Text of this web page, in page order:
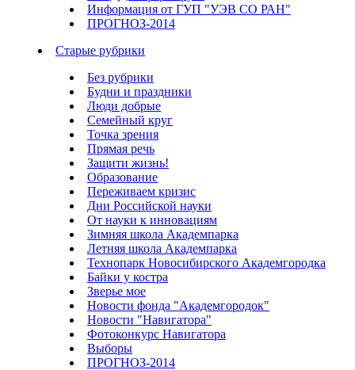
Информация от ГУП "УЭВ СО РАН"
ПРОГНОЗ-2014
Старые рубрики
Без рубрики
Будни и праздники
Люди добрые
Семейный круг
Точка зрения
Прямая речь
Защити жизнь!
Образование
Переживаем кризис
Дни Российской науки
От науки к инновациям
Зимняя школа Академпарка
Летняя школа Академпарка
Технопарк Новосибирского Академгородка
Байки у костра
Зверье мое
Новости фонда "Академгородок"
Новости "Навигатора"
Фотоконкурс Навигатора
Выборы
ПРОГНОЗ-2014